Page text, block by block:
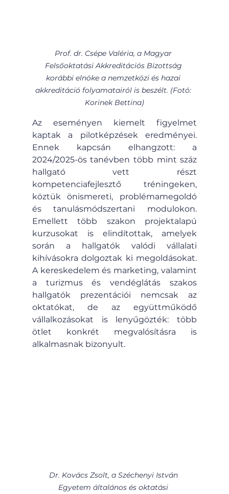
Prof. dr. Csépe Valéria, a Magyar
Felsőoktatási Akkreditációs Bizottság
korábbi elnöke a nemzetközi és hazai
akkreditáció folyamatairól is beszélt. (Fotó:
Korinek Bettina)
Az eseményen kiemelt figyelmet
kaptak a pilotképzések eredményei.
Ennek kapcsán elhangzott: a
2024/2025-ös tanévben több mint száz
hallgató vett részt
kompetenciafejlesztő tréningeken,
köztük önismereti, problémamegoldó
és tanulásmódszertani modulokon.
Emellett több szakon projektalapú
kurzusokat is elindítottak, amelyek
során a hallgatók valódi vállalati
kihívásokra dolgoztak ki megoldásokat.
A kereskedelem és marketing, valamint
a turizmus és vendéglátás szakos
hallgatók prezentációi nemcsak az
oktatókat, de az együttműködő
vállalkozásokat is lenyűgözték: több
ötlet konkrét megvalósításra is
alkalmasnak bizonyult.
Dr. Kovács Zsolt, a Széchenyi István
Egyetem általános és oktatási